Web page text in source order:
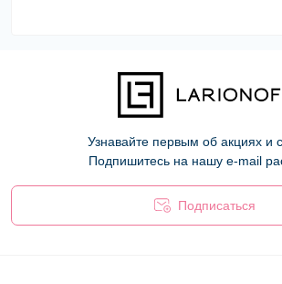
Узнавайте первым об акциях и
Подпишитесь на нашу e-mail
Подписаться